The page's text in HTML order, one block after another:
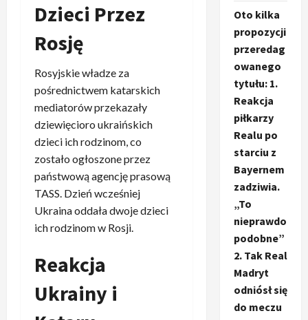
Dzieci Przez
Rosję
Rosyjskie władze za
pośrednictwem katarskich
mediatorów przekazały
dziewięcioro ukraińskich
dzieci ich rodzinom, co
zostało ogłoszone przez
państwową agencję prasową
TASS. Dzień wcześniej
Ukraina oddała dwoje dzieci
ich rodzinom w Rosji.
Reakcja
Ukrainy i
Oto kilka
propozycji
przeredag
owanego
tytułu: 1.
Reakcja
piłkarzy
Realu po
starciu z
Bayernem
zadziwia.
„To
nieprawdo
podobne”
2. Tak Real
Madryt
odniósł się
do meczu